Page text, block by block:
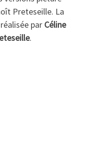
Preteseille. La
par Céline
.